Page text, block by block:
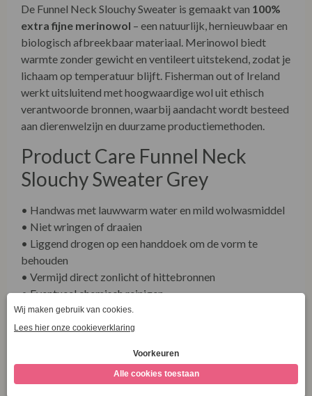
De Funnel Neck Slouchy Sweater is gemaakt van 100%
extra fijne merinowol – een natuurlijk, hernieuwbaar en
biologisch afbreekbaar materiaal. Merinowol biedt
warmte zonder gewicht en ventileert uitstekend, zodat je
lichaam op temperatuur blijft. Fisherman out of Ireland
werkt uitsluitend met hoogwaardige wol uit ethisch
verantwoorde bronnen, waarbij aandacht wordt besteed
aan dierenwelzijn en duurzame productiemethoden.
Product Care Funnel Neck
Slouchy Sweater Grey
• Handwas met lauwwarm water en mild wolwasmiddel
• Niet wringen of draaien
• Liggend drogen op een handdoek om de vorm te
behouden
• Vermijd direct zonlicht of hittebronnen
• Eventueel chemisch reinigen
• Niet geschikt voor de droger
Fisherman out of Ireland
Fisherman out of Ireland is een familiebedrijf uit Donegal
dat al generaties lang luxe breigoed vervaardigt met